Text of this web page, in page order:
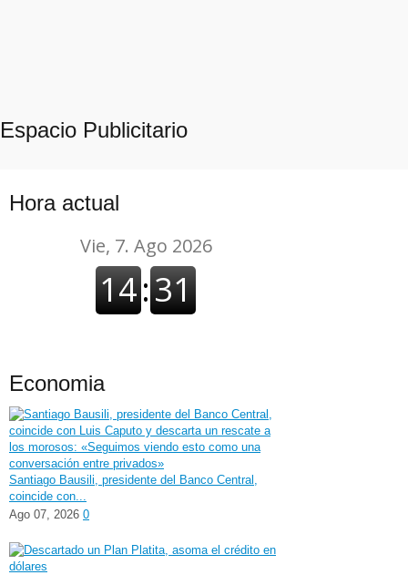
Espacio Publicitario
Hora actual
Economia
Santiago Bausili, presidente del Banco Central,
coincide con...
Ago 07, 2026 0